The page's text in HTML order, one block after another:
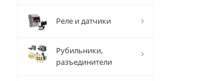
Реле и датчики
Рубильники,
разъединители